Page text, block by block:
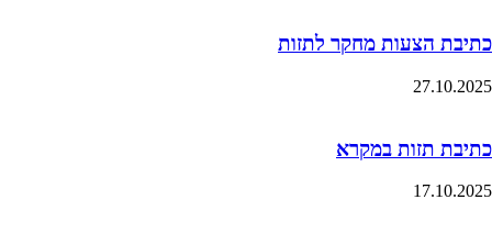
כתיבת הצעות מחקר לתזות
27.10.2025
כתיבת תזות במקרא
17.10.2025